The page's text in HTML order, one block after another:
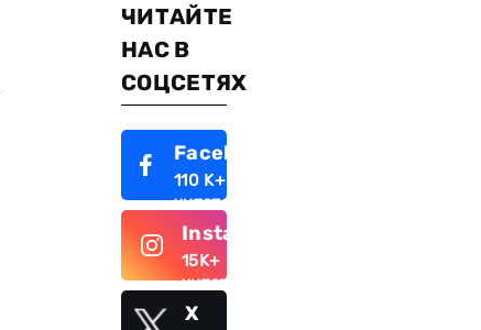
ЧИТАЙТЕ
НАС В
СОЦСЕТЯХ
Facebook
110 K+
читателей
Instagram
15K+
читателей
X